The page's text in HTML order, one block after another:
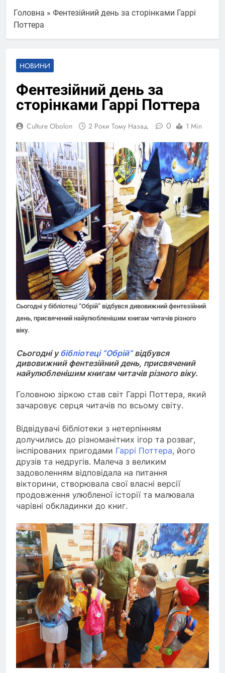
Головна » Фентезійний день за сторінками Гаррі
Поттера
НОВИНИ
Фентезійний день за
сторінками Гаррі Поттера
Culture Obolon 2 Роки Тому Назад 0 1 Min
Сьогодні у бібліотеці “Обрій” відбувся дивовижний фентезійний
день, присвячений найулюбленішим книгам читачів різного
віку.
Сьогодні убібліотеці “Обрій”відбувся
дивовижний фентезійний день, присвячений
найулюбленішим книгам читачів різного віку.
Головною зіркою став світ Гаррі Поттера, який
зачаровує серця читачів по всьому світу.
Відвідувачі бібліотеки з нетерпінням
долучились до різноманітних ігор та розваг,
інспірованих пригодами Гаррі Поттера, його
друзів та недругів. Малеча з великим
задоволенням відповідала на питання
вікторини, створювала свої власні версії
продовження улюбленої історії та малювала
чарівні обкладинки до книг.